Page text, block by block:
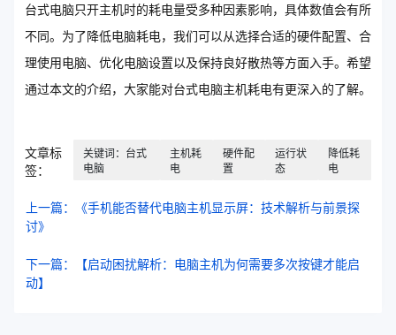
台式电脑只开主机时的耗电量受多种因素影响，具体数值会有所
不同。为了降低电脑耗电，我们可以从选择合适的硬件配置、合
理使用电脑、优化电脑设置以及保持良好散热等方面入手。希望
通过本文的介绍，大家能对台式电脑主机耗电有更深入的了解。
文章标
签：
关键词：台式
电脑
主机耗
电
硬件配
置
运行状
态
降低耗
电
上一篇：《手机能否替代电脑主机显示屏：技术解析与前景探
讨》
下一篇：【启动困扰解析：电脑主机为何需要多次按键才能启
动】